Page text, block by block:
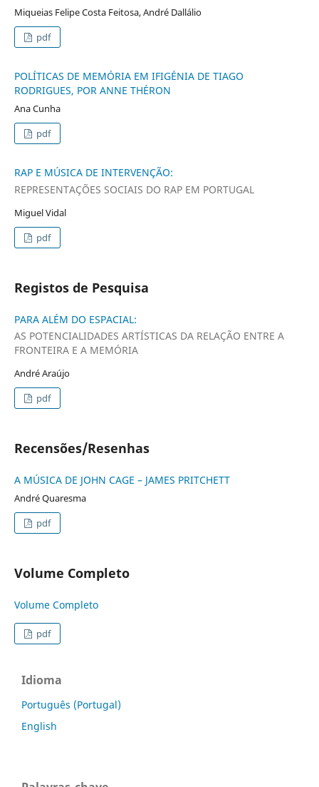
Miqueias Felipe Costa Feitosa, André Dallálio
pdf
POLÍTICAS DE MEMÓRIA EM IFIGÉNIA DE TIAGO
RODRIGUES, POR ANNE THÉRON
Ana Cunha
pdf
RAP E MÚSICA DE INTERVENÇÃO:
REPRESENTAÇÕES SOCIAIS DO RAP EM PORTUGAL
Miguel Vidal
pdf
Registos de Pesquisa
PARA ALÉM DO ESPACIAL:
AS POTENCIALIDADES ARTÍSTICAS DA RELAÇÃO ENTRE A
FRONTEIRA E A MEMÓRIA
André Araújo
pdf
Recensões/Resenhas
A MÚSICA DE JOHN CAGE – JAMES PRITCHETT
André Quaresma
pdf
Volume Completo
Volume Completo
pdf
Idioma
Português (Portugal)
English